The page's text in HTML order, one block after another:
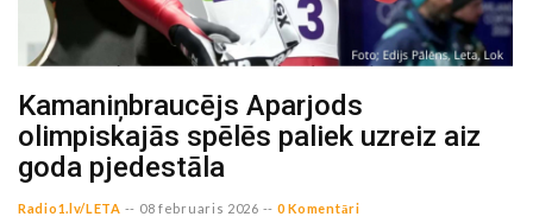
Kamaniņbraucējs Aparjods
olimpiskajās spēlēs paliek uzreiz aiz
goda pjedestāla
Radio1.lv/LETA -- 08 februaris 2026 -- 0 Komentāri